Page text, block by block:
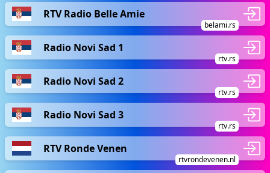
RTV Radio Belle Amie
belami.rs
Radio Novi Sad 1
rtv.rs
Radio Novi Sad 2
rtv.rs
Radio Novi Sad 3
rtv.rs
RTV Ronde Venen
rtvrondevenen.nl